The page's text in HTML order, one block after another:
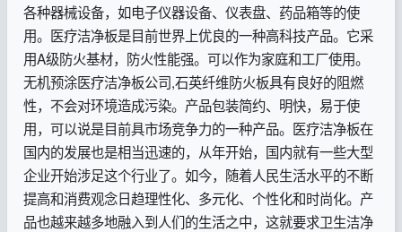
各种器械设备，如电子仪器设备、仪表盘、药品箱等的使
用。医疗洁净板是目前世界上优良的一种高科技产品。它采
用A级防火基材，防火性能强。可以作为家庭和工厂使用。
无机预涂医疗洁净板公司,石英纤维防火板具有良好的阻燃
性，不会对环境造成污染。产品包装简约、明快，易于使
用，可以说是目前具市场竞争力的一种产品。医疗洁净板在
国内的发展也是相当迅速的，从年开始，国内就有一些大型
企业开始涉足这个行业了。如今，随着人民生活水平的不断
提高和消费观念日趋理性化、多元化、个性化和时尚化。产
品也越来越多地融入到人们的生活之中，这就要求卫生洁净